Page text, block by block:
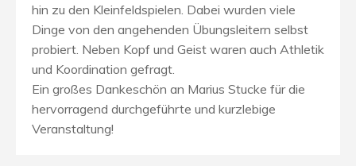
hin zu den Kleinfeldspielen. Dabei wurden viele
Dinge von den angehenden Übungsleitern selbst
probiert. Neben Kopf und Geist waren auch Athletik
und Koordination gefragt.
Ein großes Dankeschön an Marius Stucke für die
hervorragend durchgeführte und kurzlebige
Veranstaltung!